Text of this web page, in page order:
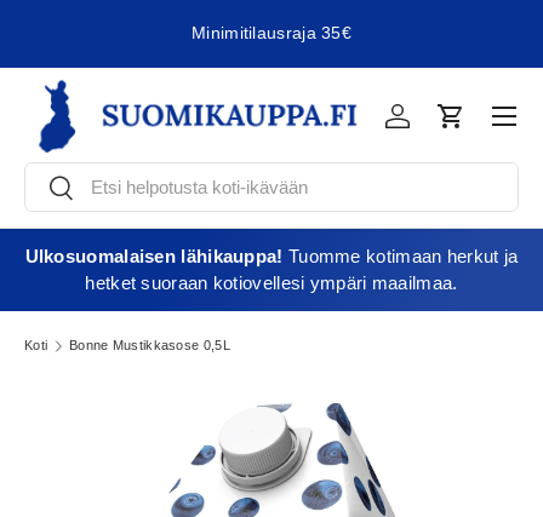
Minimitilausraja 35€
EtsiEtsi
KirjauduOstoskori
Ulkosuomalaisen lähikauppa! Tuomme kotimaan herkut ja
hetket suoraan kotiovellesi ympäri maailmaa.
Koti Bonne Mustikkasose 0,5L